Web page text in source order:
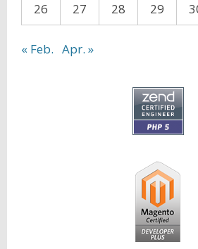
26
27 28 29
« Feb. Apr. »